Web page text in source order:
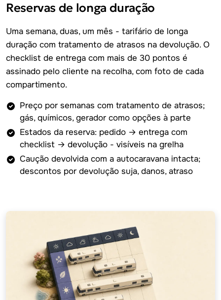
Reservas de longa duração
Uma semana, duas, um mês - tarifário de longa
duração com tratamento de atrasos na devolução. O
checklist de entrega com mais de 30 pontos é
assinado pelo cliente na recolha, com foto de cada
compartimento.
Preço por semanas com tratamento de atrasos;
gás, químicos, gerador como opções à parte
Estados da reserva: pedido → entrega com
checklist → devolução - visíveis na grelha
Caução devolvida com a autocaravana intacta;
descontos por devolução suja, danos, atraso